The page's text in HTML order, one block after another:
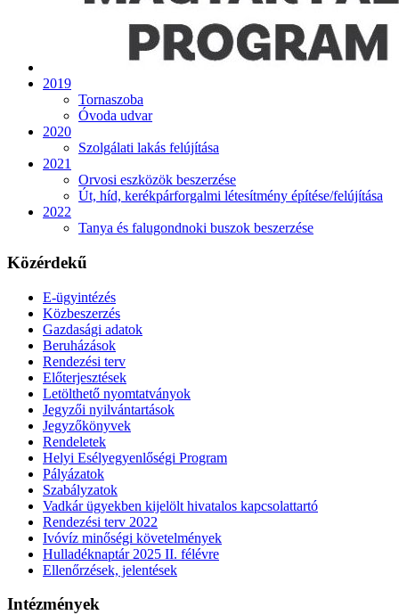
2019
Tornaszoba
Óvoda udvar
2020
Szolgálati lakás felújítása
2021
Orvosi eszközök beszerzése
Út, híd, kerékpárforgalmi létesítmény építése/felújítása
2022
Tanya és falugondnoki buszok beszerzése
Közérdekű
E-ügyintézés
Közbeszerzés
Gazdasági adatok
Beruházások
Rendezési terv
Előterjesztések
Letölthető nyomtatványok
Jegyzői nyilvántartások
Jegyzőkönyvek
Rendeletek
Helyi Esélyegyenlőségi Program
Pályázatok
Szabályzatok
Vadkár ügyekben kijelölt hivatalos kapcsolattartó
Rendezési terv 2022
Ivóvíz minőségi követelmények
Hulladéknaptár 2025 II. félévre
Ellenőrzések, jelentések
Intézmények